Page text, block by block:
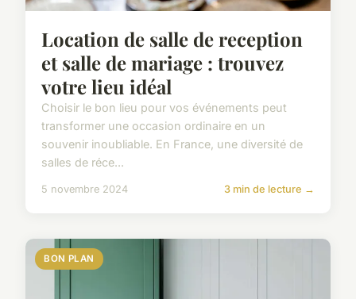
Location de salle de reception
et salle de mariage : trouvez
votre lieu idéal
Choisir le bon lieu pour vos événements peut
transformer une occasion ordinaire en un
souvenir inoubliable. En France, une diversité de
salles de réce...
5 novembre 2024 3 min de lecture →
BON PLAN